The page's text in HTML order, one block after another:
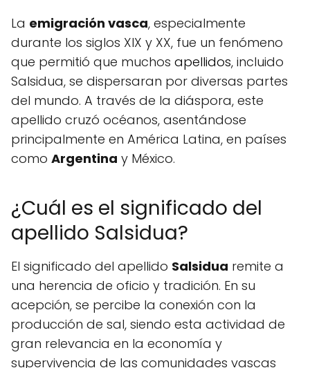
La emigración vasca, especialmente
durante los siglos XIX y XX, fue un fenómeno
que permitió que muchos apellidos, incluido
Salsidua, se dispersaran por diversas partes
del mundo. A través de la diáspora, este
apellido cruzó océanos, asentándose
principalmente en América Latina, en países
como Argentina y México.
¿Cuál es el significado del
apellido Salsidua?
El significado del apellido Salsidua remite a
una herencia de oficio y tradición. En su
acepción, se percibe la conexión con la
producción de sal, siendo esta actividad de
gran relevancia en la economía y
supervivencia de las comunidades vascas